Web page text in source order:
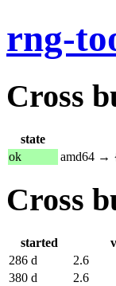
rng-
Cross
state
ok
amd64 →
Cross
started
286 d
2.6
380 d
2.6